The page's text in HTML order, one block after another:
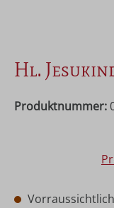
Hl.
Produktnummer: